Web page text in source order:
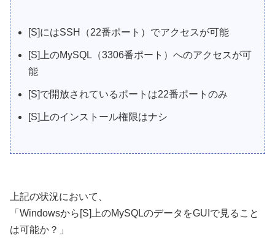
[S]にはSSH（22番ポート）でアクセスが可能
[S]上のMySQL（3306番ポート）へのアクセスが可
能
[S]で開放されているポートは22番ポートのみ
[S]上のインストール権限はナシ
上記の状況において、
「Windowsから[S]上のMySQLのデータをGUIで見ること
は可能か？」